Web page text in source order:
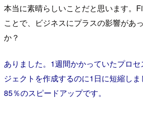
本当に素晴らしいことだと思います。
ことで、ビジネスにプラスの影響があ
か？
ありました。1週間かかっていたプロ
ジェクトを作成するのに1日に短縮し
85％のスピードアップです。